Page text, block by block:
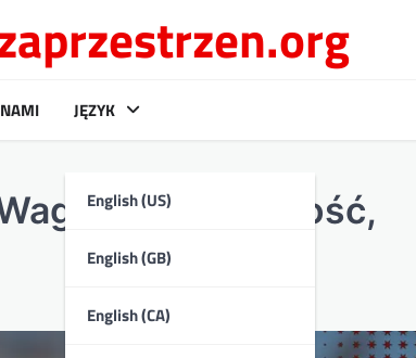
JĘZYK
English (US)
English (GB)
English (CA)
Wytrzymałość,